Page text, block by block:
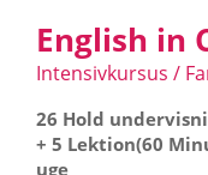
English in
Intensivkursus /
26 Hold
+ 5 Lektion(60
uge